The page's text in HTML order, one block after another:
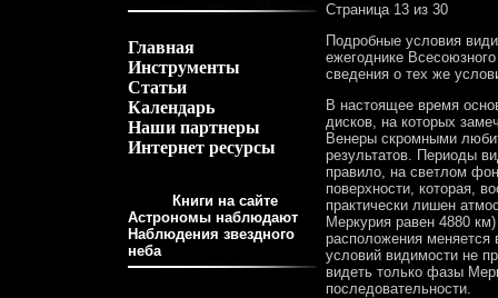
Главная
Инструменты
Статьи
Календарь
Наши партнеры
Интернет ресурсы
Книги на сайте
Астрономы наблюдают
Наблюдения звездного
неба
Страница 13 из 30
Подробные условия
ежегоднике
сведения о тех же
В настоящее время
дисков, на которых
Венеры скромными
результатов. Периоды
правило, на светлом
поверхности, которая,
практически лишен
Меркурия равен 4880
расположения меняется
условий видимости не
видеть только фазы
последовательности.